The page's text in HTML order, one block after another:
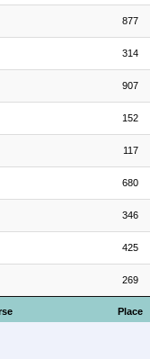
Place
877
314
907
152
117
680
346
425
269